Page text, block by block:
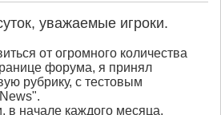
уважаемые игроки.
от огромного количества
форума, я принял
рубрику, с тестовым
в начале каждого месяца,